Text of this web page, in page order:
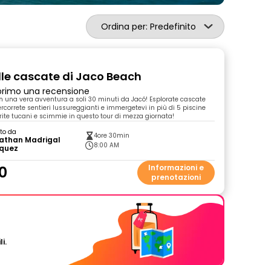
Ordina per: Predefinito
cascate di Jaco Beach
una recensione
una vera avventura a soli 30 minuti da Jacó! Esplorate cascate
sentieri lussureggianti e immergetevi in più di 5 piscine
tucani e scimmie in questo tour di mezza giornata!
da
Madrigal
4ore 30min
8:00 AM
Informazioni e
prenotazioni